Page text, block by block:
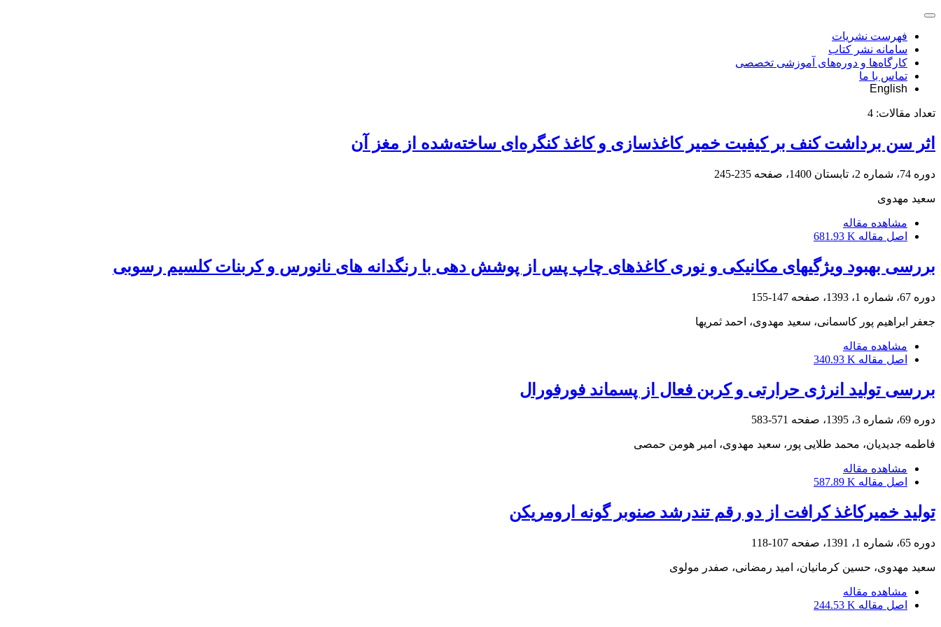
فهرست نشریات
سامانه نشر کتاب
کارگاه‌ها و دوره‌های آموزشی تخصصی
تماس با ما
English
تعداد مقالات: 4
اثر سن برداشت کنف بر کیفیت خمیر کاغذسازی و کاغذ کنگره‌ای ساخته‌شده از مغز آن
دوره 74، شماره 2، تابستان 1400، صفحه 235-245
سعید مهدوی
مشاهده مقاله
اصل مقاله 681.93 K
بررسی بهبود ویژگی‏های مکانیکی و نوری کاغذهای چاپ پس از پوشش‏ دهی با رنگدانه‏ های نانورس و کربنات کلسیم رسوبی
دوره 67، شماره 1، 1393، صفحه 147-155
جعفر ابراهیم پور کاسمانی، سعید مهدوی، احمد ثمریها
مشاهده مقاله
اصل مقاله 340.93 K
بررسی تولید انرژی حرارتی و کربن فعال از پسماند فورفورال
دوره 69، شماره 3، 1395، صفحه 571-583
فاطمه جدیدیان، محمد طلایی پور، سعید مهدوی، امیر هومن حمصی
مشاهده مقاله
اصل مقاله 587.89 K
تولید خمیرکاغذ کرافت از دو رقم تندرشد صنوبر گونه ارومریکن
دوره 65، شماره 1، 1391، صفحه 107-118
سعید مهدوی، حسین کرمانیان، امید رمضانی، صفدر مولوی
مشاهده مقاله
اصل مقاله 244.53 K